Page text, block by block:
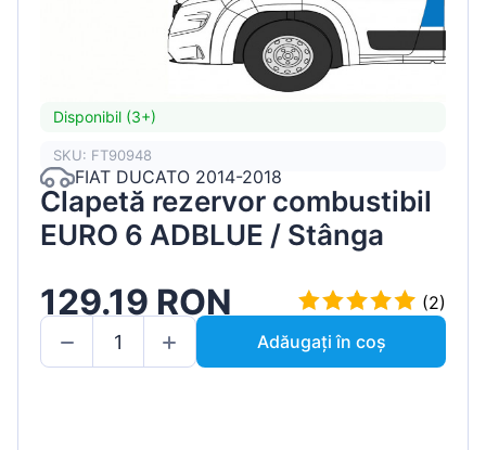
Disponibil (3+)
SKU: FT90948
FIAT DUCATO 2014-2018
Clapetă rezervor combustibil
EURO 6 ADBLUE / Stânga
129.19 RON
(2)
Adăugați în coș